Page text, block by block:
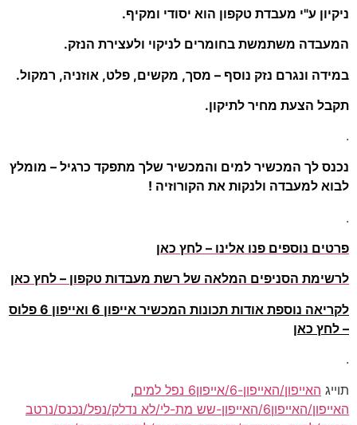
ניקיון ע"י מעבדת טקפון הוא יסודי ומקיף.
המעבדה משתמשת בחומרים לניקוי ולעצירת הנזק.
במידה ונגרם נזק נוסף – מסך, מקשים, פלט, אוזניה, רמקול.
תקבל הצעת מחיר לתיקון.
.
נכנס לך המכשיר למים והמכשיר שלך מתפקד כרגיל – מומלץ
לבוא למעבדה ולנקות את הקורוזיה !
.
פרטים נוספים פנו אלינו – לחץ כאן
לרשימת הסניפים המלאה של רשת מעבדות טקפון – לחץ כאן
לקריאה נוספת אודות תכונות המכשיר אייפון 6 ואייפון 6 פלוס
– לחץ כאן
.
תוייג האייפון/האייפון-6/אייפון6 נפל למים
,
האייפון/האייפון6/האייפון-שש מת-לי/לא נדלק/נפל/נכנס/נרטב